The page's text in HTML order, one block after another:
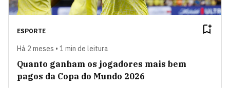
ESPORTE
Há 2 meses • 1 min de leitura
Quanto ganham os jogadores mais bem
pagos da Copa do Mundo 2026